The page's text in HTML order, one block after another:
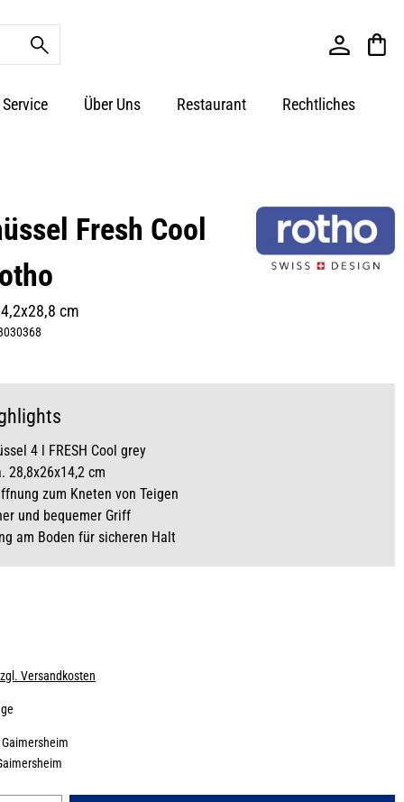
Service Über Uns Restaurant Rechtliches
Fresh Cool
cm
4 l FRESH Cool grey
28,8x26x14,2 cm
zum Kneten von Teigen
und bequemer Griff
am Boden für sicheren Halt
Versandkosten
Gaimersheim